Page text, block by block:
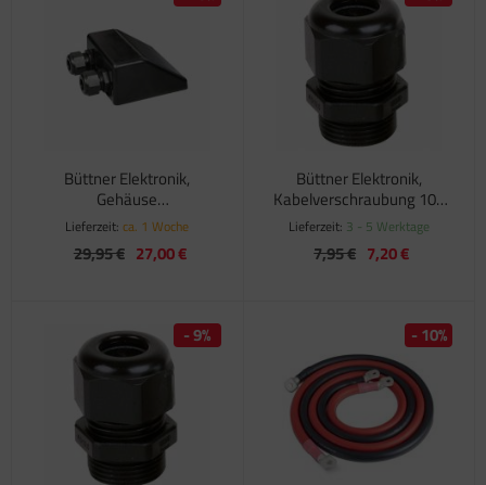
Büttner Elektronik,
Gehäuse
Dachdurchführung, 2-fach
Lieferzeit:ca. 1 Woche
29,95 € 27,00 €
Büttner Elektronik,
Kabelverschraubung 10-
14 mm
Lieferzeit: 3 - 5 Werktage
7,95 € 7,20 €
- 9% - 10%